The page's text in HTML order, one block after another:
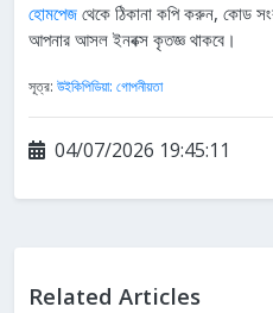
হোমপেজ থেকে ঠিকানা কপি করুন, কোড
আপনার আসল ইনবক্স কৃতজ্ঞ থাকবে।
সূত্র: উইকিপিডিয়া: গোপনীয়তা
04/07/2026 19:45:11
Related Articles